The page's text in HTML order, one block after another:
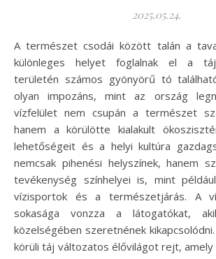
2025.05.24.
A természet csodái között talán a tavak azok, amelyek
különleges helyet foglalnak el a
területén számos gyönyörű tó
olyan impozáns, mint az ország
vízfelület nem csupán a természet
hanem a körülötte kialakult
lehetőségeit és a helyi kultúra
nemcsak pihenési helyszínek, hanem
tevékenység színhelyei is, mint
vízisportok és a természetjárás. A
sokasága vonzza a látogatókat,
közelségében szeretnének
körüli táj változatos élővilágot rejt,